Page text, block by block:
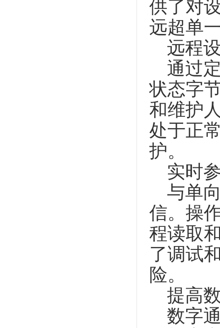
供了对
远超单
远程
通过定
状态字
和维护
处于正
护。
实时
与单向
信。操
程读取
了调试
险。
提高
数字通